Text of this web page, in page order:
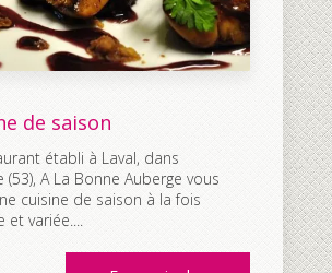
de saison
établi à Laval, dans
(53), A La Bonne Auberge vous
cuisine de saison à la fois
et variée....